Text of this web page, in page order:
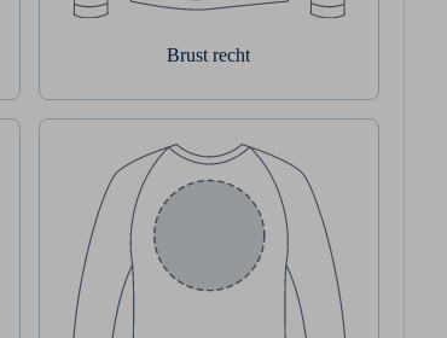
Brust recht